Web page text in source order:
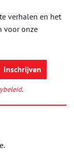
verhalen en het
voor onze
.